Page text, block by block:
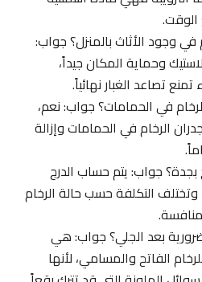
الأثاث بالمنزل؟ جواب:
وحماية المكان جيداً،
تصاعد الغبار نهائياً.
في الحمامات؟ جواب: نعم،
الرخام في الحمامات وإزالة
جواب: يتم حساب الدرج
التكلفة حسب حالة الرخام
بعد الجلي؟ جواب: هي
الفاتح والمسامي، لأنها